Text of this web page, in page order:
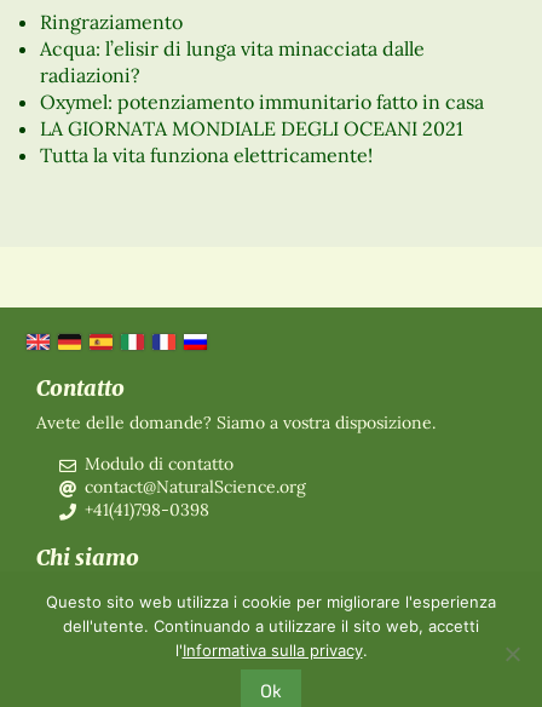
Ringraziamento
Acqua: l’elisir di lunga vita minacciata dalle
radiazioni?
Oxymel: potenziamento immunitario fatto in casa
LA GIORNATA MONDIALE DEGLI OCEANI 2021
Tutta la vita funziona elettricamente!
Contatto
Avete delle domande? Siamo a vostra disposizione.
Modulo di contatto
contact@NaturalScience.org
+41(41)798-0398
Chi siamo
Organizzazione
Adesione
Chi siamo
©2026 The World Foundation for Natural Science
Questo sito web utilizza i cookie per migliorare l'esperienza
dell'utente. Continuando a utilizzare il sito web, accetti
l'Informativa sulla privacy.
Ok